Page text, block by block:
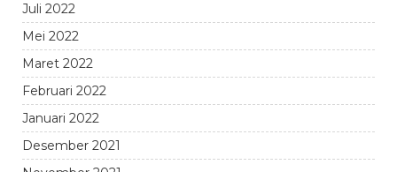
Juli 2022
Mei 2022
Maret 2022
Februari 2022
Januari 2022
Desember 2021